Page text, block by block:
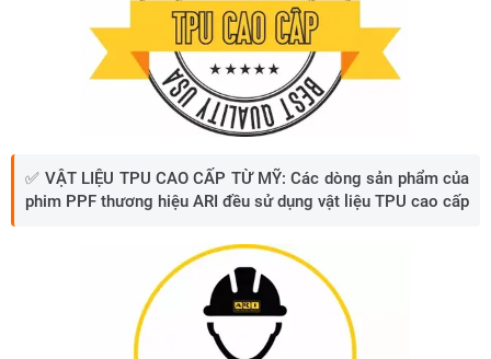
✅ VẬT LIỆU TPU CAO CẤP TỪ MỸ: Các dòng sản phẩm của
phim PPF thương hiệu ARI đều sử dụng vật liệu TPU cao cấp